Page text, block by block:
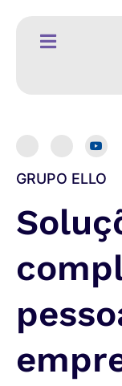
GRUPO ELLO